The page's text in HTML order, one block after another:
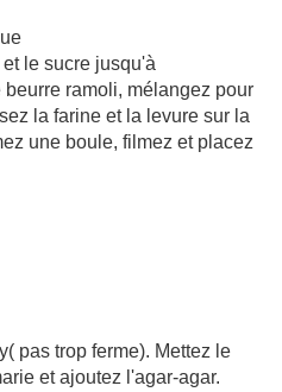
le sucre jusqu'à
ramoli, mélangez pour
la farine et la levure sur la
une boule, filmez et placez
pas trop ferme). Mettez le
et ajoutez l'agar-agar.